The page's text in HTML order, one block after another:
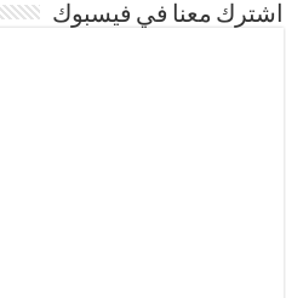
اشترك معنا في فيسبوك